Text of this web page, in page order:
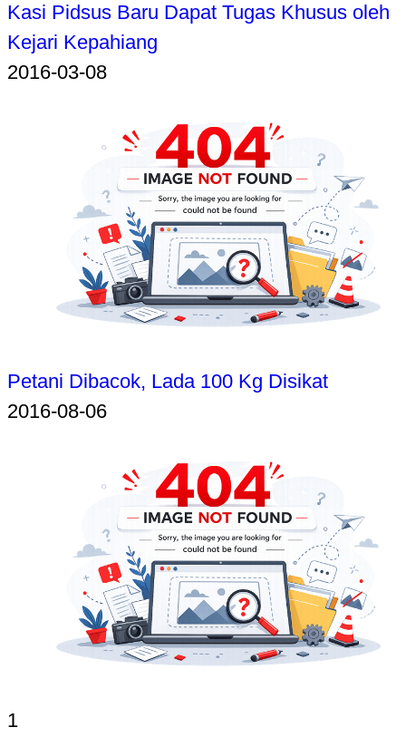
Kasi Pidsus Baru Dapat Tugas Khusus oleh
Kejari Kepahiang
2016-03-08
Petani Dibacok, Lada 100 Kg Disikat
2016-08-06
1